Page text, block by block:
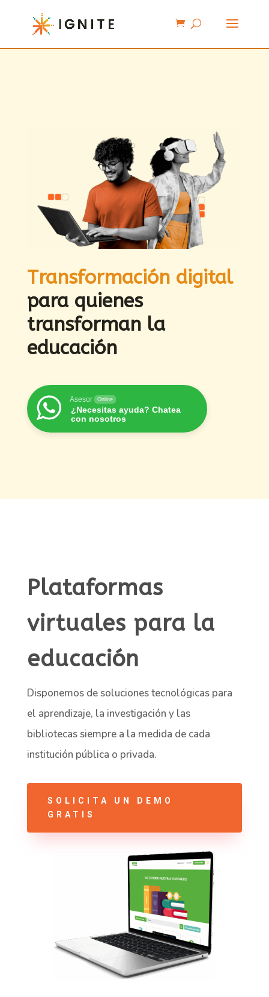
Transformación digital
para quienes
transforman la
educación
Asesor Online
¿Necesitas ayuda? Chatea
con nosotros
Plataformas
virtuales para la
educación
Disponemos de soluciones tecnológicas para
el aprendizaje, la investigación y las
bibliotecas siempre a la medida de cada
institución pública o privada.
SOLICITA UN DEMO
GRATIS